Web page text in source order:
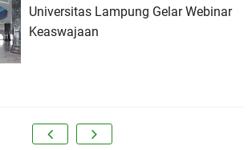
Universitas Lampung Gelar Webinar
Keaswajaan